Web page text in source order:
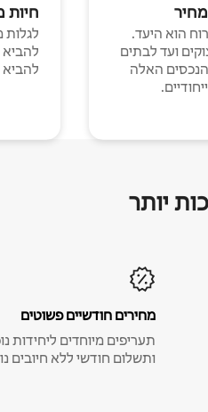
הוא היעד.
ועד לבתים
האלה
חיות
להביא
יותר
מחירים חודשיים פשוטים
תעריפים מיוחדים ליחידות
ותשלום חודשי ללא חיובים